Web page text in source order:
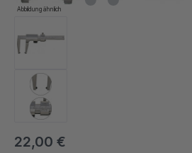
Abbildung ähnlich
22,00 €